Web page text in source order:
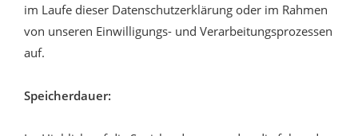
im Laufe dieser Datenschutzerklärung oder im Rahmen
von unseren Einwilligungs- und Verarbeitungsprozessen
auf.
Speicherdauer: